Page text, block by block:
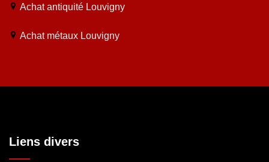
Achat antiquité Louvigny
Achat métaux Louvigny
Liens divers